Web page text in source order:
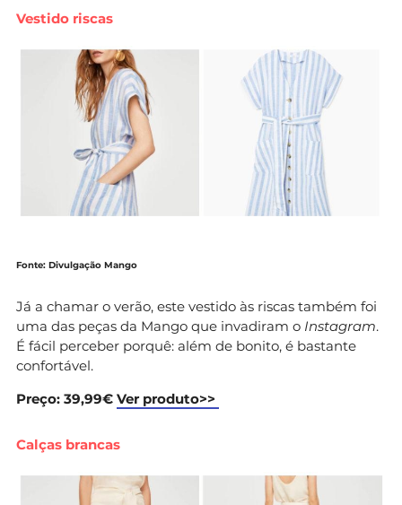
Vestido riscas
Fonte: Divulgação Mango
Já a chamar o verão, este vestido às riscas também foi
uma das peças da Mango que invadiram o Instagram.
É fácil perceber porquê: além de bonito, é bastante
confortável.
Preço: 39,99€ Ver produto>>
Calças brancas